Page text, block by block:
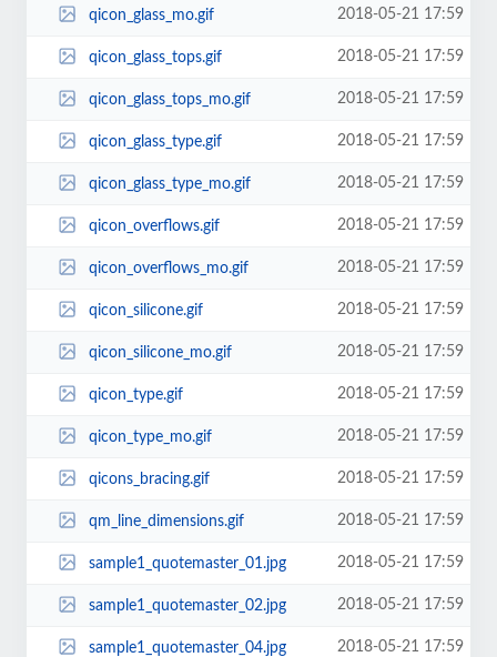
qicon_glass_mo.gif 2018-05-21 17:59
qicon_glass_tops.gif 2018-05-21 17:59
qicon_glass_tops_mo.gif 2018-05-21 17:59
qicon_glass_type.gif 2018-05-21 17:59
qicon_glass_type_mo.gif 2018-05-21 17:59
qicon_overflows.gif 2018-05-21 17:59
qicon_overflows_mo.gif 2018-05-21 17:59
qicon_silicone.gif 2018-05-21 17:59
qicon_silicone_mo.gif 2018-05-21 17:59
qicon_type.gif 2018-05-21 17:59
qicon_type_mo.gif 2018-05-21 17:59
qicons_bracing.gif 2018-05-21 17:59
qm_line_dimensions.gif 2018-05-21 17:59
sample1_quotemaster_01.jpg 2018-05-21 17:59
sample1_quotemaster_02.jpg 2018-05-21 17:59
sample1_quotemaster_04.jpg 2018-05-21 17:59